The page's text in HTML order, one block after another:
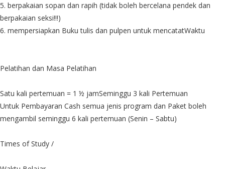
5. berpakaian sopan dan rapih (tidak boleh bercelana pendek dan
berpakaian seksi!!!)
6. mempersiapkan Buku tulis dan pulpen untuk mencatatWaktu
Pelatihan dan Masa Pelatihan
Satu kali pertemuan = 1 ½ jamSeminggu 3 kali Pertemuan
Untuk Pembayaran Cash semua jenis program dan Paket boleh
mengambil seminggu 6 kali pertemuan (Senin – Sabtu)
Times of Study /